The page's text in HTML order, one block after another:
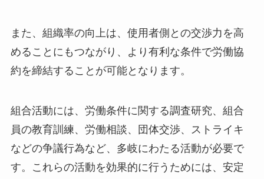
また、組織率の向上は、使用者側との交渉力を高
めることにもつながり、より有利な条件で労働協
約を締結することが可能となります。
組合活動には、労働条件に関する調査研究、組合
員の教育訓練、労働相談、団体交渉、ストライキ
などの争議行為など、多岐にわたる活動が必要で
す。これらの活動を効果的に行うためには、安定